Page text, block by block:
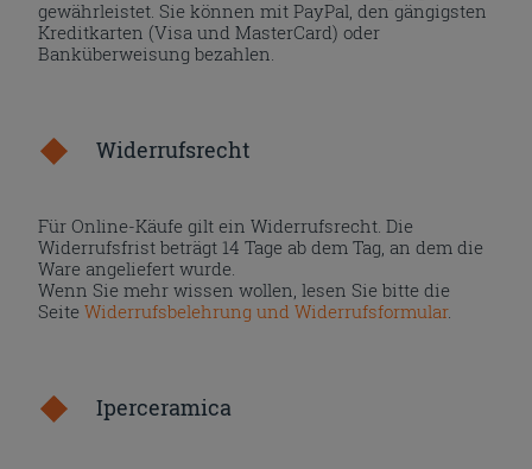
gewährleistet. Sie können mit PayPal, den gängigsten
Kreditkarten (Visa und MasterCard) oder
Banküberweisung bezahlen.
Widerrufsrecht
Für Online-Käufe gilt ein Widerrufsrecht. Die
Widerrufsfrist beträgt 14 Tage ab dem Tag, an dem die
Ware angeliefert wurde.
Wenn Sie mehr wissen wollen, lesen Sie bitte die
SeiteWiderrufsbelehrung und Widerrufsformular.
Iperceramica